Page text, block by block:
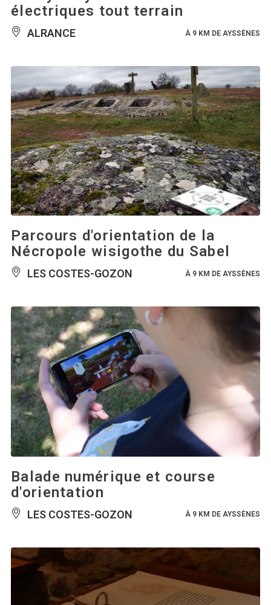
électriques tout terrain
ALRANCE À 9 KM DE AYSSÈNES
Parcours d'orientation de la
Nécropole wisigothe du Sabel
LES COSTES-GOZON À 9 KM DE AYSSÈNES
Balade numérique et course
d'orientation
LES COSTES-GOZON À 9 KM DE AYSSÈNES